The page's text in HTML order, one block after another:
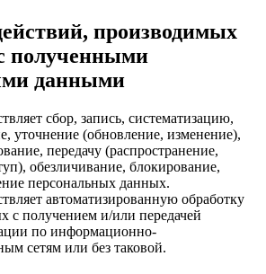
производимых
полученными
данными
сбор, запись, систематизацию,
уточнение (обновление, изменение),
передачу (распространение,
обезличивание, блокирование,
персональных данных.
автоматизированную обработку
с получением и/или передачей
по информационно-
сетям или без таковой.